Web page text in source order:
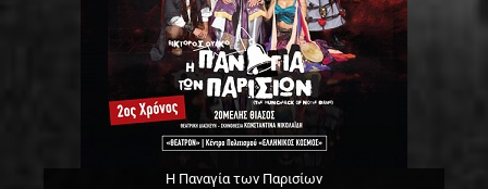
Η Παναγία των Παρισίων